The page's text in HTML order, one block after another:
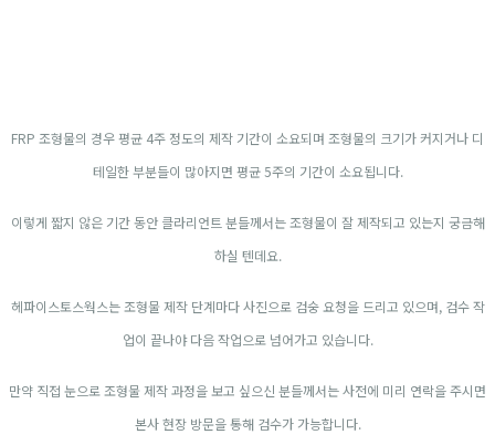
FRP 조형물의 경우 평균 4주 정도의 제작 기간이 소요되며 조형물의 크기가 커지거나 디
테일한 부분들이 많아지면 평균 5주의 기간이 소요됩니다.
이렇게 짧지 않은 기간동안 클라리언트 분들께서는 조형물이 잘 제작되고 있는지 궁금해
하실 텐데요.
헤파이스토스웍스는 조형물 제작 단계마다 사진으로 검숭 요청을 드리고 있으며, 검수 작
업이 끝나야 다음 작업으로 넘어가고 있습니다.
만약 직접 눈으로 조형물 제작 과정을 보고 싶으신 분들께서는 사전에 미리 연락을 주시면
본사 현장 방문을 통해 검수가 가능합니다.